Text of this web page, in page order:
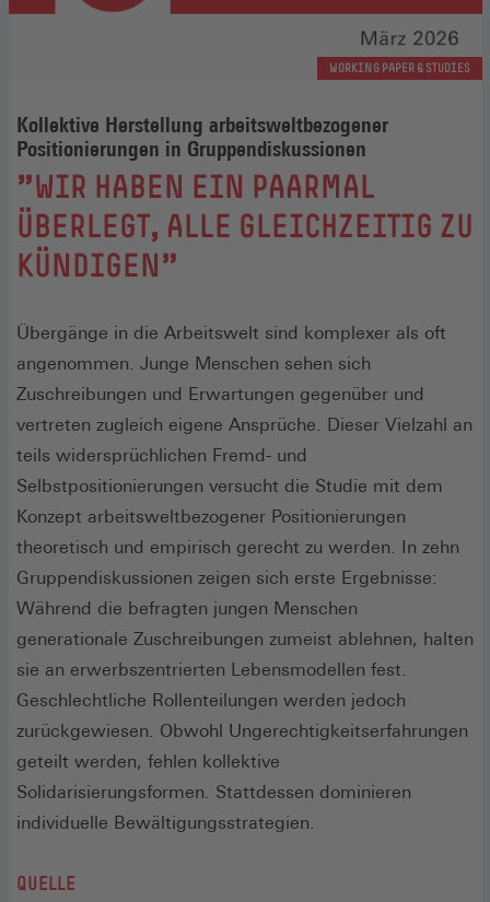
WORKING PAPER & STUDIES
Kollektive Herstellung arbeitsweltbezogener
Positionierungen in Gruppendiskussionen
:
"WIR HABEN EIN PAARMAL
ÜBERLEGT, ALLE GLEICHZEITIG ZU
KÜNDIGEN"
Übergänge in die Arbeitswelt sind komplexer als oft
angenommen. Junge Menschen sehen sich
Zuschreibungen und Erwartungen gegenüber und
vertreten zugleich eigene Ansprüche. Dieser Vielzahl an
teils widersprüchlichen Fremd- und
Selbstpositionierungen versucht die Studie mit dem
Konzept arbeitsweltbezogener Positionierungen
theoretisch und empirisch gerecht zu werden. In zehn
Gruppendiskussionen zeigen sich erste Ergebnisse:
Während die befragten jungen Menschen
generationale Zuschreibungen zumeist ablehnen, halten
sie an erwerbszentrierten Lebensmodellen fest.
Geschlechtliche Rollenteilungen werden jedoch
zurückgewiesen. Obwohl Ungerechtigkeitserfahrungen
geteilt werden, fehlen kollektive
Solidarisierungsformen. Stattdessen dominieren
individuelle Bewältigungsstrategien.
QUELLE